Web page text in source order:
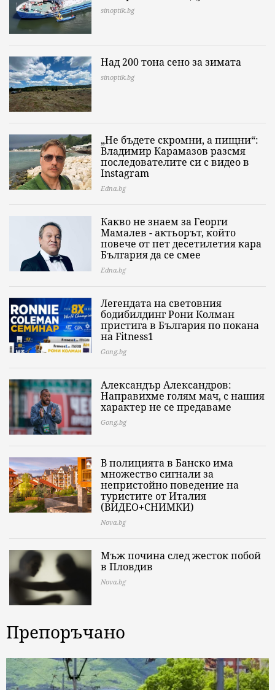
sinoptik.bg
Над 200 тона сено за зимата
sinoptik.bg
„Не бъдете скромни, а пищни“:
Владимир Карамазов разсмя
последователите си с видео в
Instagram
Edna.bg
Какво не знаем за Георги
Мамалев - актьорът, който
повече от пет десетилетия кара
България да се смее
Edna.bg
Легендата на световния
бодибилдинг Рони Колман
пристига в България по покана
на Fitness1
Gong.bg
Александър Александров:
Направихме голям мач, с нашия
характер не се предаваме
Gong.bg
В полицията в Банско има
множество сигнали за
непристойно поведение на
туристите от Италия
(ВИДЕО+СНИМКИ)
Nova.bg
Мъж почина след жесток побой
в Пловдив
Nova.bg
Препоръчано